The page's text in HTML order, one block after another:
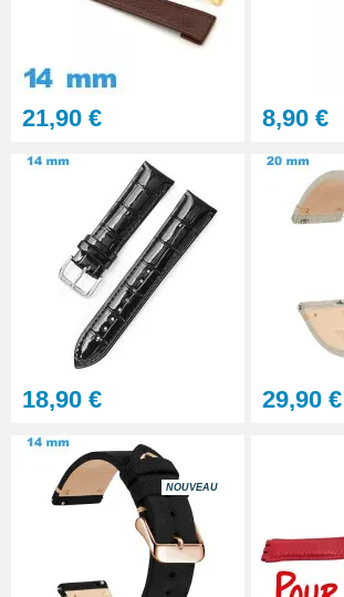
21,90 € 8,90 €
18,90 € 29,90 €
NOUVEAU